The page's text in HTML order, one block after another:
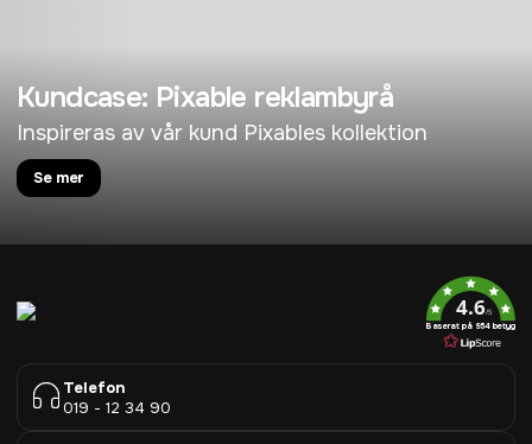
Kundcase: Pixable reklambyrå
Inspireras av vår kund Pixables kollektion
Se mer
4.6/5
Baserat på 954 betyg
Telefon
019 - 12 34 90